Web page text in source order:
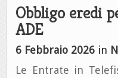
Obbligo eredi
ADE
6 Febbraio 2026 in
Le Entrate in